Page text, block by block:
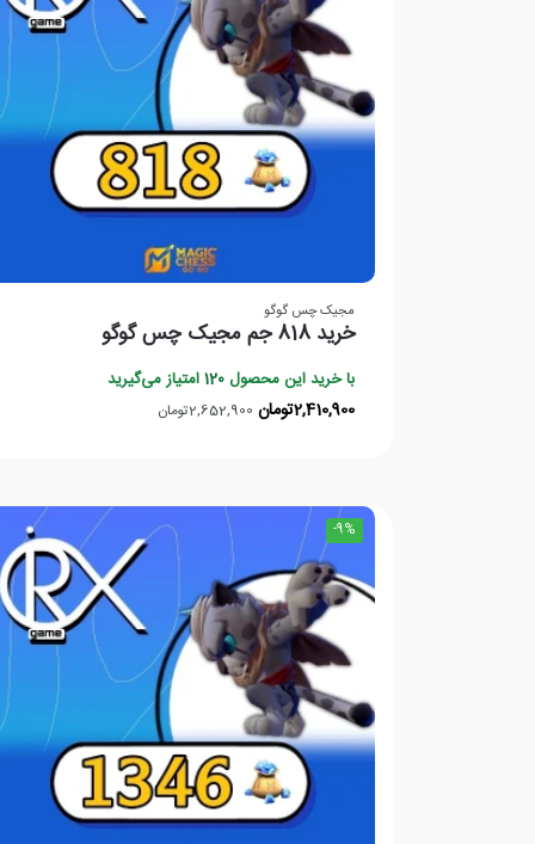
مجیک چس گوگو
خرید 818 جم مجیک چس گوگو
با خرید این محصول120امتیاز می‌گیرید
2,652,900تومان 2,410,900تومان
-9%